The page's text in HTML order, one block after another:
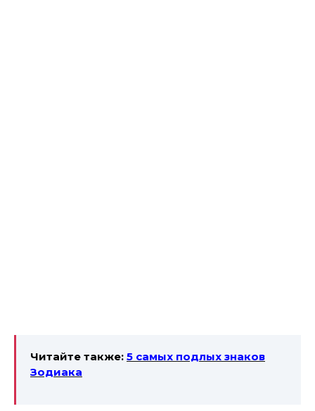
Читайте также: 5 самых подлых знаков
Зодиака